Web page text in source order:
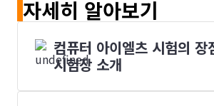
자세히 알아보기
컴퓨터 아이엘츠 시험의 장
시험장 소개